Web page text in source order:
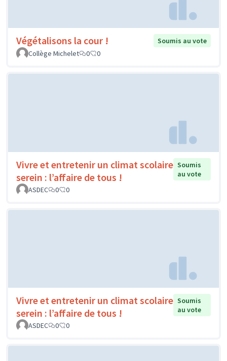
Végétalisons la cour !
Soumis au vote
Collège Michelet
0 0
Vivre et entretenir un climat scolaire
serein : l’affaire de tous !
Soumis
au vote
ASDEC
0 0
Vivre et entretenir un climat scolaire
serein : l’affaire de tous !
Soumis
au vote
ASDEC
0 0